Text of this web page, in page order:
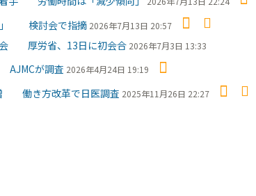
」 検討会で指摘 2026年7月13日 20:57
会 厚労省、13日に初会合 2026年7月3日 13:33
AJMCが調査 2026年4月24日 19:19
働き方改革で日医調査 2025年11月26日 22:27